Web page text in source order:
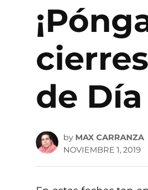
de
by MAX CARRANZA
NOVIEMBRE 1, 2019